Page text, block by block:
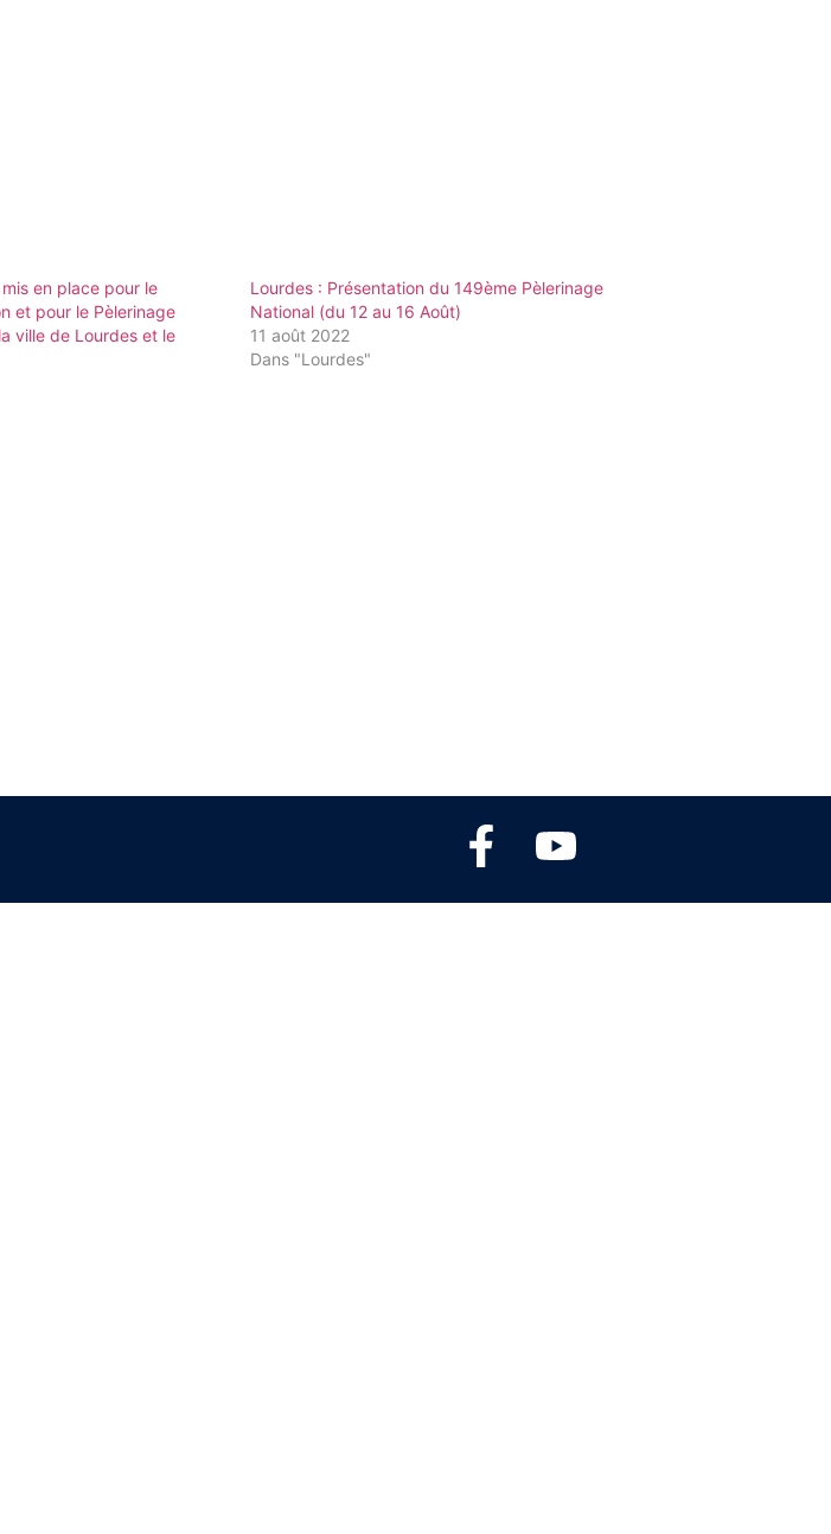
en place pour le
et pour le Pèlerinage
ville de Lourdes et le
Lourdes : Présentation du 149ème Pèlerinage
National (du 12 au 16 Août)
11 août 2022
Dans "Lourdes"